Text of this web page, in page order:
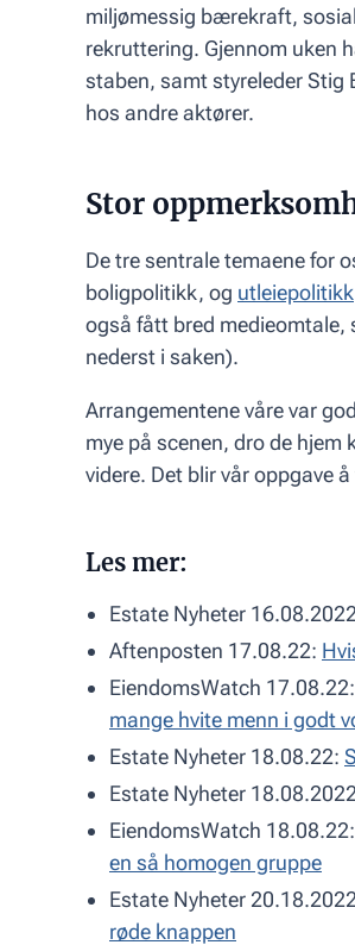
miljømessig bærekraft,
rekruttering. Gjennom uken
staben, samt styreleder Stig
hos andre aktører.
Stor
De tre sentrale temaene for
boligpolitikk, og utleiepolitikk
også fått bred
nederst i saken).
Arrangementene våre var
mye på scenen, dro de
videre. Det blir vår oppgave
Les mer:
Estate Nyheter
Aftenposten 17.08.22:
EiendomsWatch 17.08.22:
mange hvite menn i godt
Estate Nyheter 18.08.22:
Estate Nyheter
EiendomsWatch 18.08.22:
en så homogen gruppe
Estate Nyheter
røde knappen